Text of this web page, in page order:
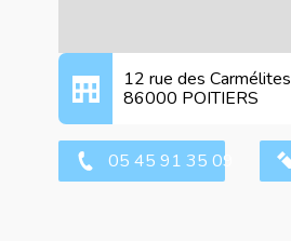
12 rue des Carmélites
86000 POITIERS
05 45 91 35 09